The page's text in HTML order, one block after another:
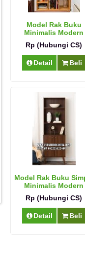
Model Rak Buku
Minimalis Modern
Rp (Hubungi CS)
Detail Beli
Model Rak Buku
Minimalis Modern
Rp (Hubungi CS)
Detail Beli